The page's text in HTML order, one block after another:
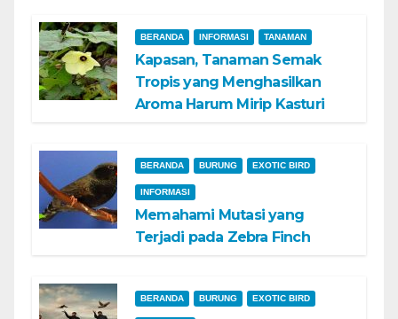
BERANDA INFORMASI TANAMAN
Kapasan, Tanaman Semak
Tropis yang Menghasilkan
Aroma Harum Mirip Kasturi
BERANDA BURUNG EXOTIC BIRD
INFORMASI
Memahami Mutasi yang
Terjadi pada Zebra Finch
BERANDA BURUNG EXOTIC BIRD